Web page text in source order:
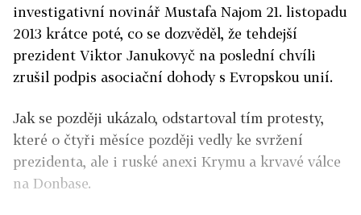
investigativní novinář Mustafa Najom 21. listopadu
2013 krátce poté, co se dozvěděl, že tehdejší
prezident Viktor Janukovyč na poslední chvíli
zrušil podpis asociační dohody s Evropskou unií.
Jak se později ukázalo, odstartoval tím protesty,
které o čtyři měsíce později vedly ke svržení
prezidenta, ale i ruské anexi Krymu a krvavé válce
na Donbase.